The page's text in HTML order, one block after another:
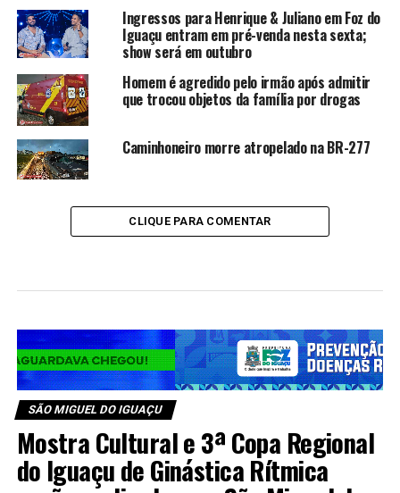
Ingressos para Henrique & Juliano em Foz do
Iguaçu entram em pré-venda nesta sexta;
show será em outubro
Homem é agredido pelo irmão após admitir
que trocou objetos da família por drogas
Caminhoneiro morre atropelado na BR-277
CLIQUE PARA COMENTAR
SÃO MIGUEL DO IGUAÇU
Mostra Cultural e 3ª Copa Regional
do Iguaçu de Ginástica Rítmica